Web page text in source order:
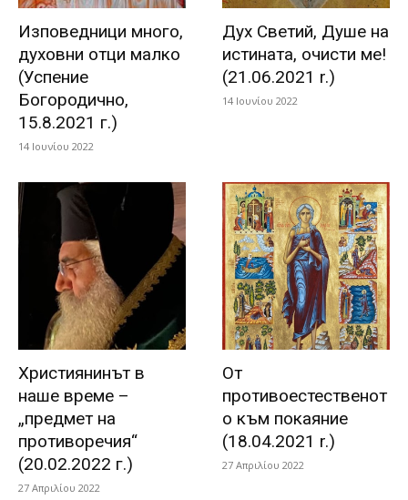
Изповедници много,
духовни отци малко
(Успение
Богородично,
15.8.2021 г.)
14 Ιουνίου 2022
Дух Светий, Душе на
истината, очисти ме!
(21.06.2021 r.)
14 Ιουνίου 2022
Християнинът в
наше време –
„предмет на
противоречия“
(20.02.2022 г.)
27 Απριλίου 2022
От
противоестественот
о към покаяние
(18.04.2021 r.)
27 Απριλίου 2022